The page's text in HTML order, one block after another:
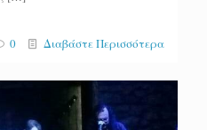
0 Διαβάστε Περισσότερα